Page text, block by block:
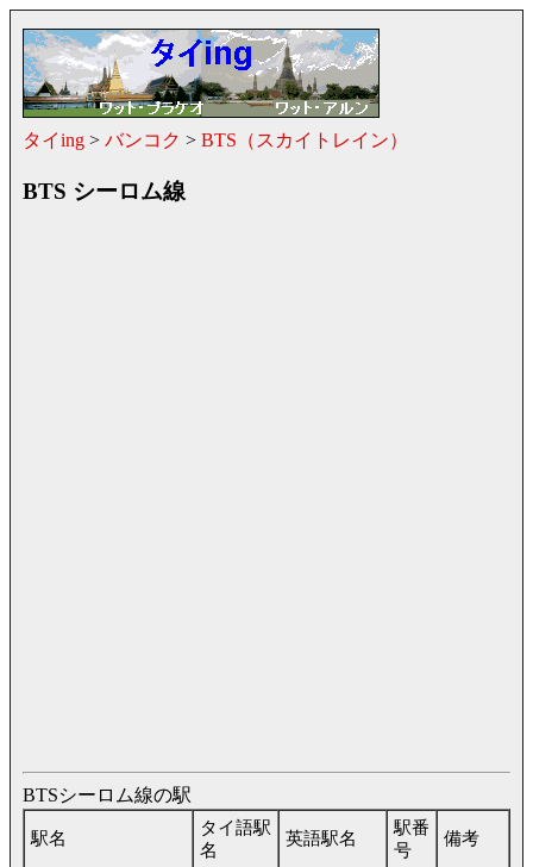
タイing > バンコク > BTS（スカイトレイン）
BTS シーロム線
BTSシーロム線の駅
駅名
タイ語駅
名
英語駅名
駅番
号
備考